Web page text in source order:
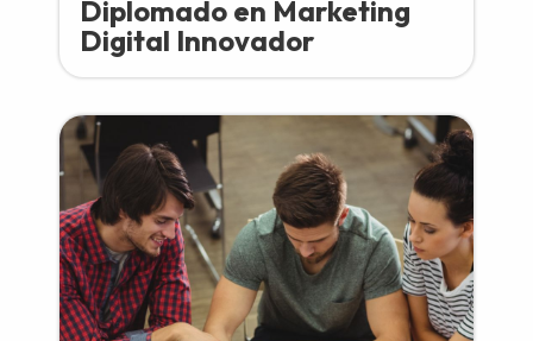
Diplomado en Marketing
Digital Innovador